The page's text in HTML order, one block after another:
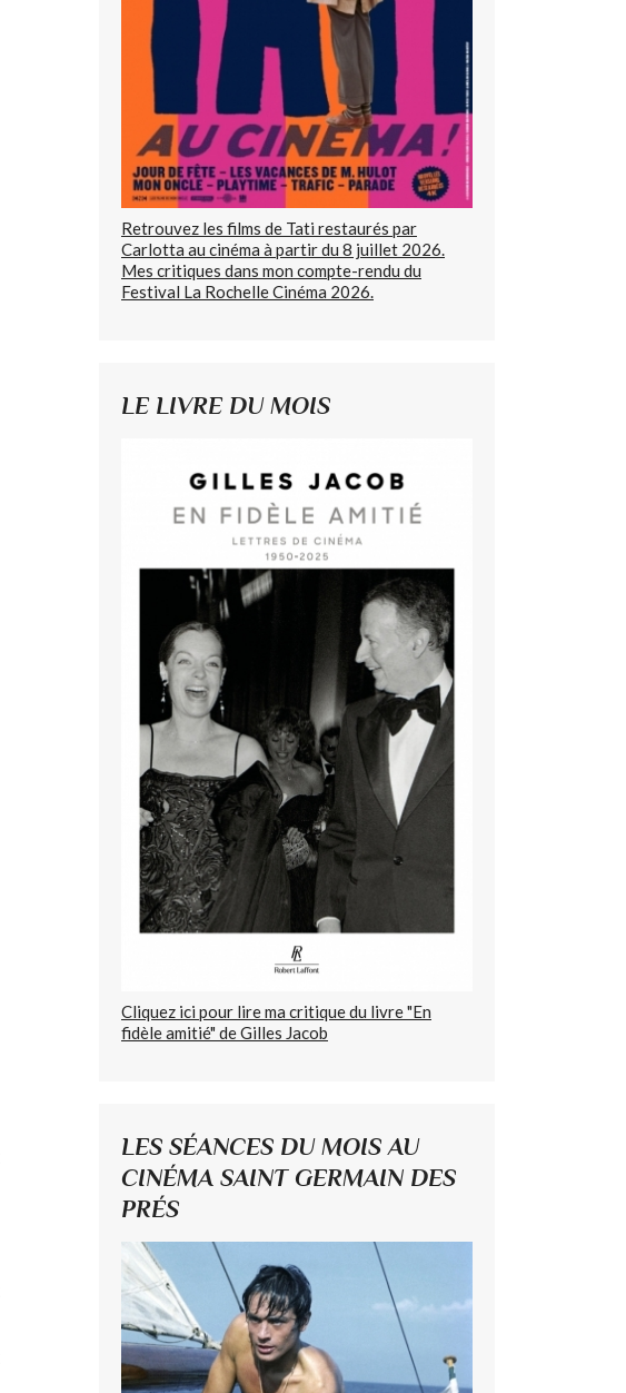
Retrouvez les films de Tati restaurés par
Carlotta au cinéma à partir du 8 juillet 2026.
Mes critiques dans mon compte-rendu du
Festival La Rochelle Cinéma 2026.
LE LIVRE DU MOIS
Cliquez ici pour lire ma critique du livre "En
fidèle amitié" de Gilles Jacob
LES SÉANCES DU MOIS AU
CINÉMA SAINT GERMAIN DES
PRÉS